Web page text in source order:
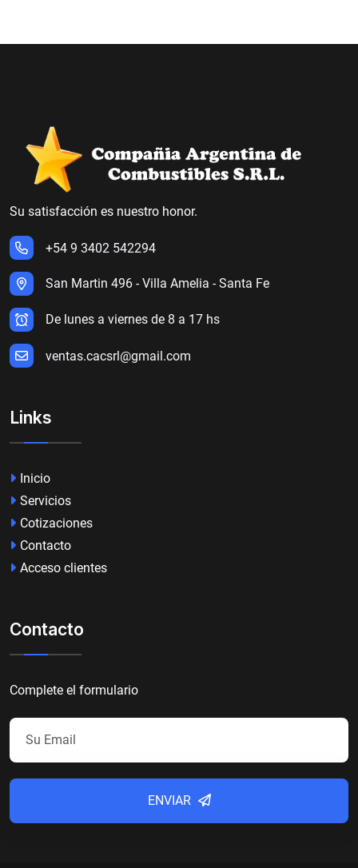
Su satisfacción es nuestro honor.
+54 9 3402 542294
San Martin 496 - Villa Amelia - Santa Fe
De lunes a viernes de 8 a 17 hs
ventas.cacsrl@gmail.com
Links
Inicio
Servicios
Cotizaciones
Contacto
Acceso clientes
Contacto
Complete el formulario
ENVIAR